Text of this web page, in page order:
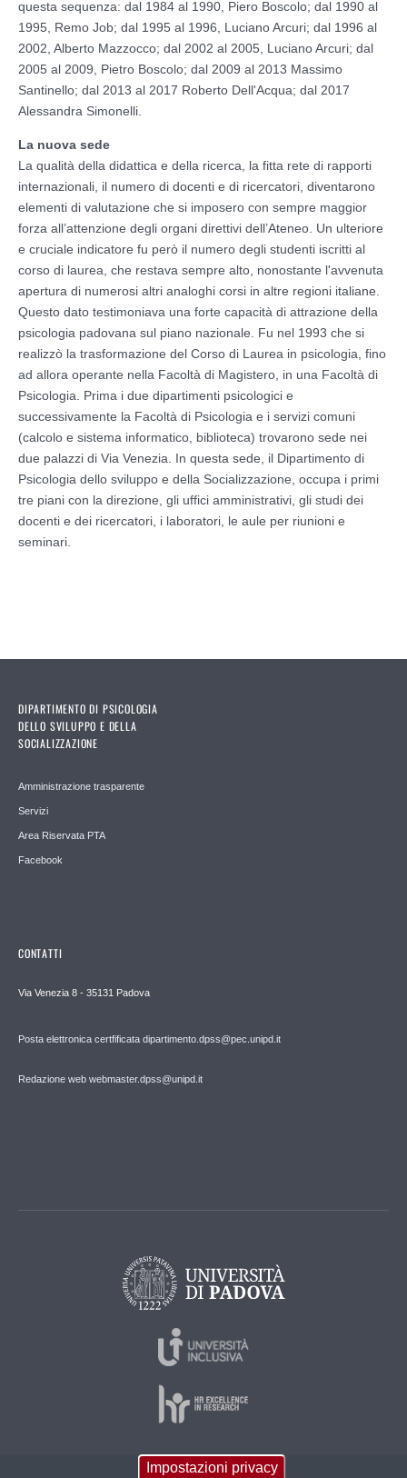
questa sequenza: dal 1984 al 1990, Piero Boscolo; dal 1990 al
1995, Remo Job; dal 1995 al 1996, Luciano Arcuri; dal 1996 al
2002, Alberto Mazzocco; dal 2002 al 2005, Luciano Arcuri; dal
2005 al 2009, Pietro Boscolo; dal 2009 al 2013 Massimo
Santinello; dal 2013 al 2017 Roberto Dell'Acqua; dal 2017
Alessandra Simonelli.
La nuova sede
La qualità della didattica e della ricerca, la fitta rete di rapporti
internazionali, il numero di docenti e di ricercatori, diventarono
elementi di valutazione che si imposero con sempre maggior
forza all’attenzione degli organi direttivi dell’Ateneo. Un ulteriore
e cruciale indicatore fu però il numero degli studenti iscritti al
corso di laurea, che restava sempre alto, nonostante l'avvenuta
apertura di numerosi altri analoghi corsi in altre regioni italiane.
Questo dato testimoniava una forte capacità di attrazione della
psicologia padovana sul piano nazionale. Fu nel 1993 che si
realizzò la trasformazione del Corso di Laurea in psicologia, fino
ad allora operante nella Facoltà di Magistero, in una Facoltà di
Psicologia. Prima i due dipartimenti psicologici e
successivamente la Facoltà di Psicologia e i servizi comuni
(calcolo e sistema informatico, biblioteca) trovarono sede nei
due palazzi di Via Venezia. In questa sede, il Dipartimento di
Psicologia dello sviluppo e della Socializzazione, occupa i primi
tre piani con la direzione, gli uffici amministrativi, gli studi dei
docenti e dei ricercatori, i laboratori, le aule per riunioni e
seminari.
DIPARTIMENTO DI PSICOLOGIA
DELLO SVILUPPO E DELLA
SOCIALIZZAZIONE
Amministrazione trasparente
Servizi
Area Riservata PTA
Facebook
CONTATTI
Via Venezia 8 - 35131 Padova
Posta elettronica certfificata dipartimento.dpss@pec.unipd.it
Redazione web webmaster.dpss@unipd.it
Impostazioni privacy